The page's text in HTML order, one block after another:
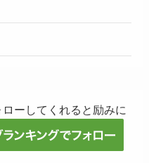
ーしてくれると励みに